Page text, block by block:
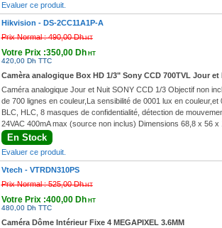
Evaluer ce produit.
Hikvision - DS-2CC11A1P-A
Prix Normal :490,00 DhHT
Votre Prix :350,00 DhHT
420,00 Dh TTC
Camèra analogique Box HD 1/3" Sony CCD 700TVL Jour
Caméra analogique Jour et Nuit SONY CCD 1/3 Objectif non
de 700 lignes en couleur,La sensibilité de 0001 lux en
BLC, HLC, 8 masques de confidentialité, détection de
24VAC 400mA max (source non inclus) Dimensions 68,8 x 56 x
En Stock
Evaluer ce produit.
Vtech - VTRDN310PS
Prix Normal :525,00 DhHT
Votre Prix :400,00 DhHT
480,00 Dh TTC
Caméra Dôme Intérieur Fixe 4 MEGAPIXEL 3.6MM